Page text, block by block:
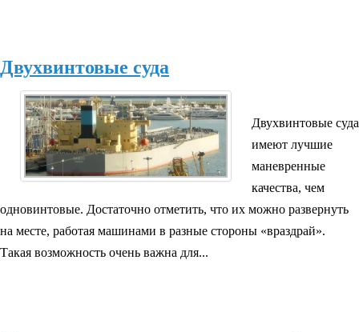
Двухвинтовые суда
Двухвинтовые суда
имеют лучшие
маневренные
качества, чем
одновинтовые. Достаточно отметить, что их можно развернуть
на месте, работая машинами в разные стороны «враздрай».
Такая возможность очень важна для...